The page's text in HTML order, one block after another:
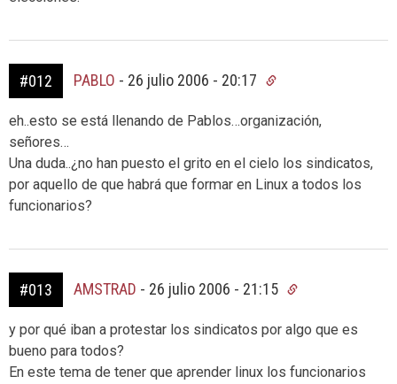
#012 PABLO - 26 julio 2006 - 20:17
eh..esto se está llenando de Pablos…organización,
señores…
Una duda..¿no han puesto el grito en el cielo los sindicatos,
por aquello de que habrá que formar en Linux a todos los
funcionarios?
#013 AMSTRAD - 26 julio 2006 - 21:15
y por qué iban a protestar los sindicatos por algo que es
bueno para todos?
En este tema de tener que aprender linux los funcionarios